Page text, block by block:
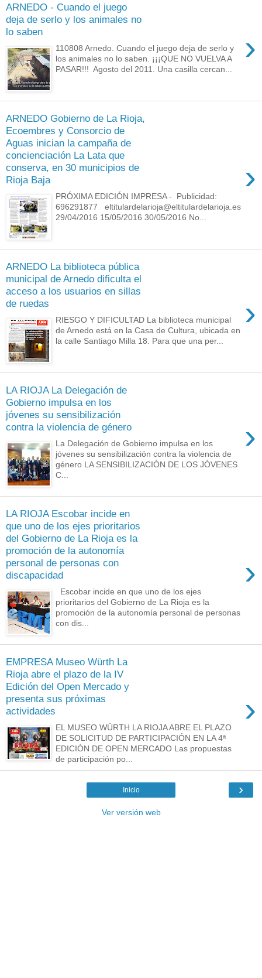
ARNEDO - Cuando el juego
deja de serlo y los animales no
lo saben
›
110808 Arnedo. Cuando el juego deja de serlo y
los animales no lo saben. ¡¡¡QUE NO VUELVA A
PASAR!!! Agosto del 2011. Una casilla cercan...
ARNEDO Gobierno de La Rioja,
Ecoembres y Consorcio de
Aguas inician la campaña de
concienciación La Lata que
conserva, en 30 municipios de
Rioja Baja
›
PRÓXIMA EDICIÓN IMPRESA - Publicidad:
696291877 eltitulardelarioja@eltitulardelarioja.es
29/04/2016 15/05/2016 30/05/2016 No...
ARNEDO La biblioteca pública
municipal de Arnedo dificulta el
acceso a los usuarios en sillas
de ruedas
›
RIESGO Y DIFICULTAD La biblioteca municipal
de Arnedo está en la Casa de Cultura, ubicada en
la calle Santiago Milla 18. Para que una per...
LA RIOJA La Delegación de
Gobierno impulsa en los
jóvenes su sensibilización
contra la violencia de género
›
La Delegación de Gobierno impulsa en los
jóvenes su sensibilización contra la violencia de
género LA SENSIBILIZACIÓN DE LOS JÓVENES
C...
LA RIOJA Escobar incide en
que uno de los ejes prioritarios
del Gobierno de La Rioja es la
promoción de la autonomía
personal de personas con
discapacidad
›
Escobar incide en que uno de los ejes
prioritarios del Gobierno de La Rioja es la
promoción de la autonomía personal de personas
con dis...
EMPRESA Museo Würth La
Rioja abre el plazo de la IV
Edición del Open Mercado y
presenta sus próximas
actividades
›
EL MUSEO WÜRTH LA RIOJA ABRE EL PLAZO
DE SOLICITUD DE PARTICIPACIÓN EN LA 4ª
EDICIÓN DE OPEN MERCADO Las propuestas
de participación po...
›
Inicio
Ver versión web